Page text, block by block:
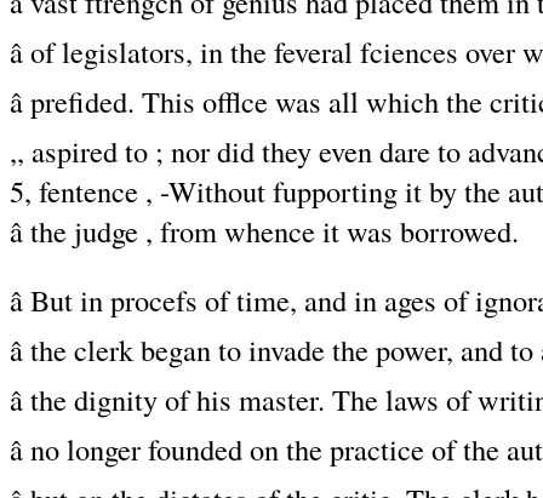
â of legislators, in the feveral fciences over
â prefided. This offlce was all which the
,, aspired to ; nor did they even dare to
5, fentence , -Without fupporting it by the
â the judge , from whence it was borrowed.
â But in procefs of time, and in ages of
â the clerk began to invade the power, and
â the dignity of his master. The laws of
â no longer founded on the practice of the